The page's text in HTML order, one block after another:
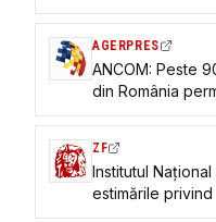
armă cu
AGERPRES
ANCOM: Peste
din România
apelanților la 112
ZF
Institutul Naţional de
estimările
de datele